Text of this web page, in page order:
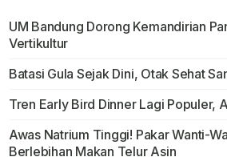
UM Bandung Dorong Kemandirian
Vertikultur
Batasi Gula Sejak Dini, Otak Sehat
Tren Early Bird Dinner Lagi Populer,
Awas Natrium Tinggi! Pakar Wanti-
Berlebihan Makan Telur Asin